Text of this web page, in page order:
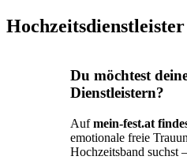
Du möchtest
Dienstleistern?
Aufmein-fest.at
emotionale freie
Hochzeitsband suchst